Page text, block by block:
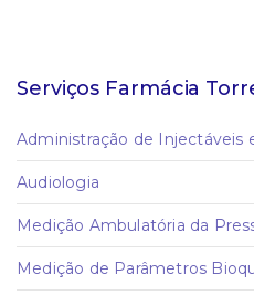
Serviços Farmácia
Administração de Injectáveis
Audiologia
Medição Ambulatória da
Medição de Parâmetros